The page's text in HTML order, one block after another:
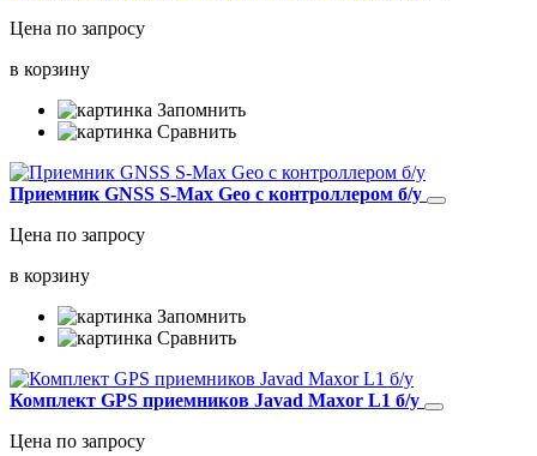
Цена по запросу
в корзину
Запомнить
Сравнить
Приемник GNSS S-Max Geo с контроллером б/у
Цена по запросу
в корзину
Запомнить
Сравнить
Комплект GPS приемников Javad Maxor L1 б/у
Цена по запросу